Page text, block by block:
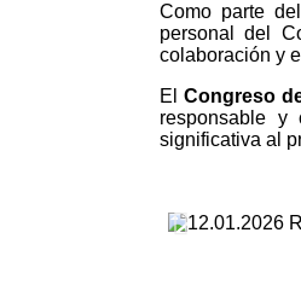
Como parte
personal del
colaboración y
ElCongreso
responsable
significativa al